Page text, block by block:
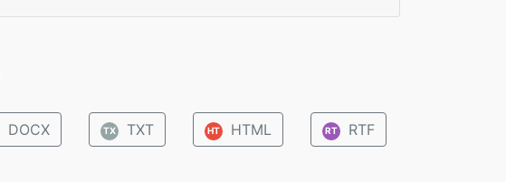
DOCX TX TXT HT HTML RT RTF